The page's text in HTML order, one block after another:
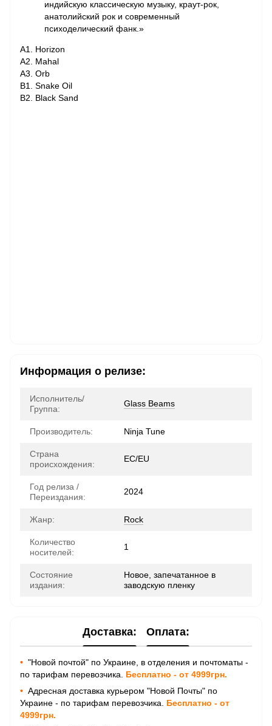
индийскую классическую музыку, краут-рок,
анатолийский рок и современный
психоделический фанк.»
A1. Horizon
A2. Mahal
A3. Orb
B1. Snake Oil
B2. Black Sand
Информация о релизе:
Исполнитель/
Группа:
Glass Beams
Производитель: Ninja Tune
Страна
происхождения:
ЕС/EU
Год релиза /
Переиздания:
2024
Жанр: Rock
Количество
носителей:
1
Состояние
издания:
Новое, запечатанное в
заводскую пленку
Доставка: Оплата:
• "Новой почтой" по Украине, в отделения и почтоматы -
по тарифам перевозчика. Бесплатно - от 4999грн.
• Адресная доставка курьером "Новой Почты" по
Украине - по тарифам перевозчика. Бесплатно - от
4999грн.